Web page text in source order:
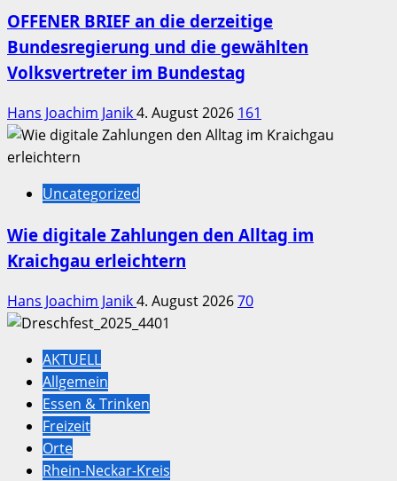
OFFENER BRIEF an die derzeitige
Bundesregierung und die gewählten
Volksvertreter im Bundestag
Hans Joachim Janik4. August 2026 161
Uncategorized
Wie digitale Zahlungen den Alltag im
Kraichgau erleichtern
Hans Joachim Janik4. August 202670
AKTUELL
Allgemein
Essen & Trinken
Freizeit
Orte
Rhein-Neckar-Kreis